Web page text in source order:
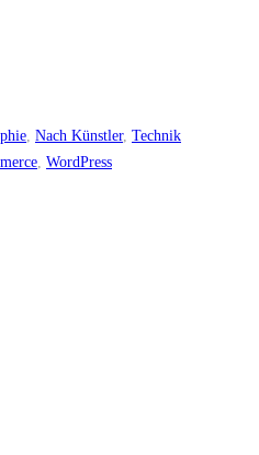
Nach Künstler, Technik
WordPress